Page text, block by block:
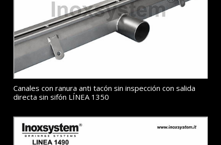
Canales con ranura anti tacón sin inspección con salida
directa sin sifón LÍNEA 1350